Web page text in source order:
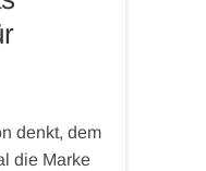
denkt, dem
die Marke